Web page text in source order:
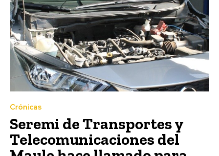
Crónicas
Seremi de Transportes y
Telecomunicaciones del